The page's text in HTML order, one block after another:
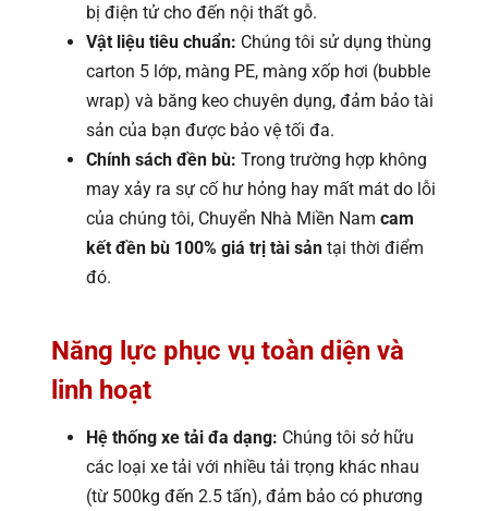
bị điện tử cho đến nội thất gỗ.
Vật liệu tiêu chuẩn: Chúng tôi sử dụng thùng
carton 5 lớp, màng PE, màng xốp hơi (bubble
wrap) và băng keo chuyên dụng, đảm bảo tài
sản của bạn được bảo vệ tối đa.
Chính sách đền bù: Trong trường hợp không
may xảy ra sự cố hư hỏng hay mất mát do lỗi
của chúng tôi, Chuyển Nhà Miền Nam cam
kết đền bù 100% giá trị tài sản tại thời điểm
đó.
Năng lực phục vụ toàn diện và
linh hoạt
Hệ thống xe tải đa dạng: Chúng tôi sở hữu
các loại xe tải với nhiều tải trọng khác nhau
(từ 500kg đến 2.5 tấn), đảm bảo có phương